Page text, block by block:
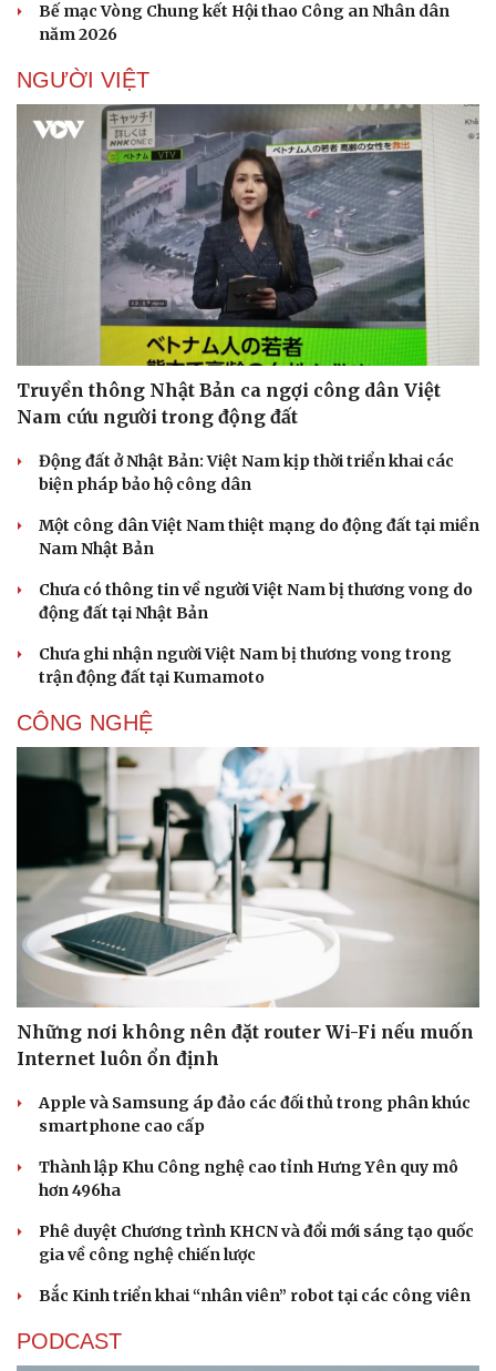
Sân khấu - Điện ảnh
Âm nhạc
Sao Việt
Bế mạc Vòng Chung kết Hội thao Công an Nhân dân
năm 2026
NGƯỜI VIỆT
Truyền thông Nhật Bản ca ngợi công dân Việt
Nam cứu người trong động đất
Động đất ở Nhật Bản: Việt Nam kịp thời triển khai các
biện pháp bảo hộ công dân
Một công dân Việt Nam thiệt mạng do động đất tại miền
Nam Nhật Bản
Chưa có thông tin về người Việt Nam bị thương vong do
động đất tại Nhật Bản
Chưa ghi nhận người Việt Nam bị thương vong trong
trận động đất tại Kumamoto
CÔNG NGHỆ
Những nơi không nên đặt router Wi-Fi nếu muốn
Internet luôn ổn định
Apple và Samsung áp đảo các đối thủ trong phân khúc
smartphone cao cấp
Thành lập Khu Công nghệ cao tỉnh Hưng Yên quy mô
hơn 496ha
Phê duyệt Chương trình KHCN và đổi mới sáng tạo quốc
gia về công nghệ chiến lược
Bắc Kinh triển khai “nhân viên” robot tại các công viên
PODCAST